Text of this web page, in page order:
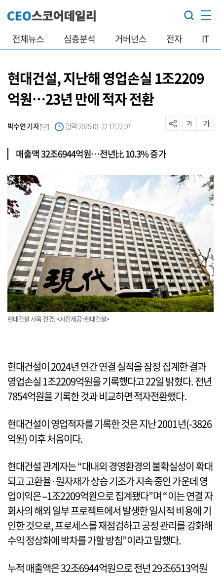
전체뉴스 심층분석 거버넌스 전자 IT
현대건설, 지난해 영업손실 1조2209
억원…23년 만에 적자 전환
박수연 기자 입력 2025-01-22 17:22:07
매출액 32조6944억원…전년比 10.3% 증가
현대건설 사옥 전경. <사진제공=현대건설>
현대건설이 2024년 연간 연결 실적을 잠정 집계한 결과
영업손실 1조2209억원을 기록했다고 22일 밝혔다. 전년
7854억원을 기록한 것과 비교하면 적자전환했다.
현대건설이 영업적자를 기록한 것은 지난 2001년(-3826
억원) 이후 처음이다.
현대건설 관계자는 “대내외 경영환경의 불확실성이 확대
되고 고환율·원자재가 상승 기조가 지속 중인 가운데 영
업이익은 –1조2209억원으로 집계됐다”며 “이는 연결 자
회사의 해외 일부 프로젝트에서 발생한 일시적 비용에 기
인한 것으로, 프로세스를 재점검하고 공정 관리를 강화해
수익 정상화에 박차를 가할 방침”이라고 말했다.
누적 매출액은 32조6944억원으로 전년 29조6513억원